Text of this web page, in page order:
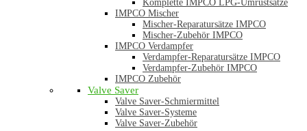
Komplette IMPCO LPG-Umrüstsätze
IMPCO Mischer
Mischer-Reparatursätze IMPCO
Mischer-Zubehör IMPCO
IMPCO Verdampfer
Verdampfer-Reparatursätze IMPCO
Verdampfer-Zubehör IMPCO
IMPCO Zubehör
Valve Saver
Valve Saver-Schmiermittel
Valve Saver-Systeme
Valve Saver-Zubehör